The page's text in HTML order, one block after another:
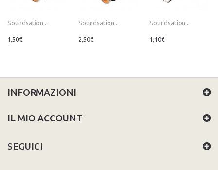
Soundsation...
1,50€
Soundsation...
2,50€
Soundsation...
1,10€
INFORMAZIONI
IL MIO ACCOUNT
SEGUICI